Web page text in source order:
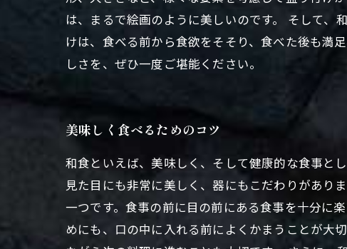
は、まるで絵画のように美しいのです。 そして
けは、食べる前から食欲をそそり、食べた後も満
しさを、ぜひ一度ご堪能ください。
美味しく食べるためのコツ
和食といえば、美味しく、そして健康的な食事と
見た目にも非常に美しく、器にもこだわりがあり
一つです。食事の前に目の前にある食事を十分に
めにも、口の中に入れる前によくかまうことが大